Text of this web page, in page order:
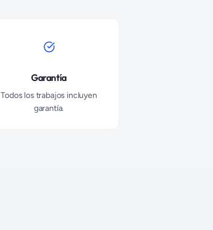
Garantía
Todos los trabajos incluyen
garantía.